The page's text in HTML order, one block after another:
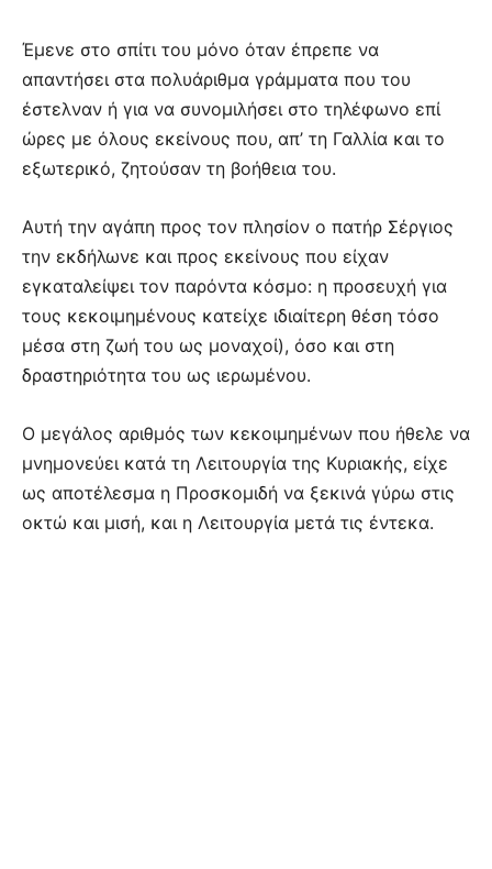
Έμενε στο σπίτι του μόνο όταν έπρεπε να
απαντήσει στα πολυάριθμα γράμματα που του
έστελναν ή για να συνομιλήσει στο τηλέφωνο επί
ώρες με όλους εκείνους που, απ’ τη Γαλλία και το
εξωτερικό, ζητούσαν τη βοήθεια του.
Αυτή την αγάπη προς τον πλησίον ο πατήρ Σέργιος
την εκδήλωνε και προς εκείνους που είχαν
εγκαταλείψει τον παρόντα κόσμο: η προσευχή για
τους κεκοιμημένους κατείχε ιδιαίτερη θέση τόσο
μέσα στη ζωή του ως μοναχοί), όσο και στη
δραστηριότητα του ως ιερωμένου.
Ο μεγάλος αριθμός των κεκοιμημένων που ήθελε να
μνημονεύει κατά τη Λειτουργία της Κυριακής, είχε
ως αποτέλεσμα η Προσκομιδή να ξεκινά γύρω στις
οκτώ και μισή, και η Λειτουργία μετά τις έντεκα.